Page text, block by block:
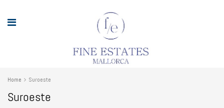
Home Suroeste
Suroeste